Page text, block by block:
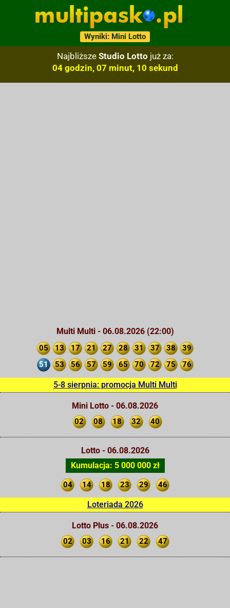
Wyniki: Mini Lotto
Najbliższe Studio Lotto już za:
04 godzin, 07 minut, 09 sekund
Multi Multi - 06.08.2026 (22:00)
05 13 17 21 27 28 31 37 38
39
51
53 56 57 59 65 70 72 75 76
5-8 sierpnia: promocja Multi Multi
Mini Lotto - 06.08.2026
02 08 18 32 40
Lotto - 06.08.2026
Kumulacja: 5 000 000 zł
04 14 18 23 29 46
Loteriada 2026
Lotto Plus - 06.08.2026
02 03 16 21 22 47